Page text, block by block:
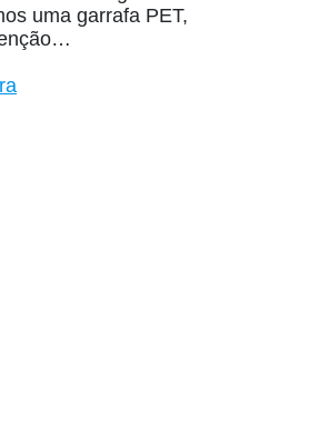
uma garrafa PET,